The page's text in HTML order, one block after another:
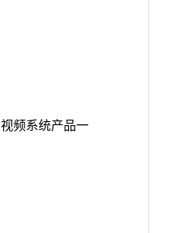
频系统产品一